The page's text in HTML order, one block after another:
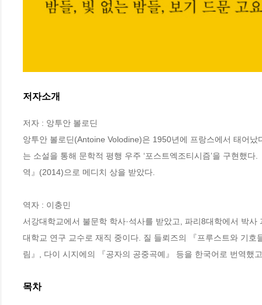
저자소개
저자 : 앙투안 볼로딘
앙투안 볼로딘(Antoine Volodine)은 1950년에 프랑스에서 태어
는 소설을 통해 문학적 평행 우주 ‘포스트엑조티시즘’을 구현했
역』(2014)으로 메디치 상을 받았다.
역자 : 이충민
서강대학교에서 불문학 학사·석사를 받았고, 파리8대학에서 박
대학교 연구 교수로 재직 중이다. 질 들뢰즈의 『프루스트와 기
림』, 다이 시지에의 『공자의 공중곡예』 등을 한국어로 번역했
목차